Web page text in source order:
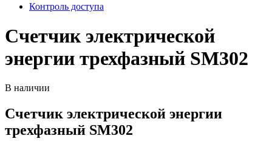
Контроль доступа
Счетчик электрической
энергии трехфазный SM302
В наличии
Счетчик электрической энергии
трехфазный SM302